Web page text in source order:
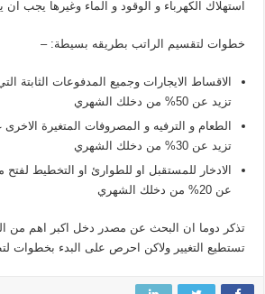
استهلاك الكهرباء و الوقود و الماء وغيرها يجب
خطوات لتقسيم الراتب بطريقه بسيطة: –
الاقساط الايجارات وجميع المدفوعات الثابتة
تزيد عن 50% من دخلك الشهري
الطعام و الترفيه و المصروفات المتغيرة الاخرى
تزيد عن 30% من دخلك الشهري
الادخار للمستقبل او للطوارئ او التخطيط
عن 20% من دخلك الشهري
تذكر دوما ان البحث عن مصدر دخل اكبر اهم من
تستطيع التغيير ولاكن احرص على البدء بخطوات